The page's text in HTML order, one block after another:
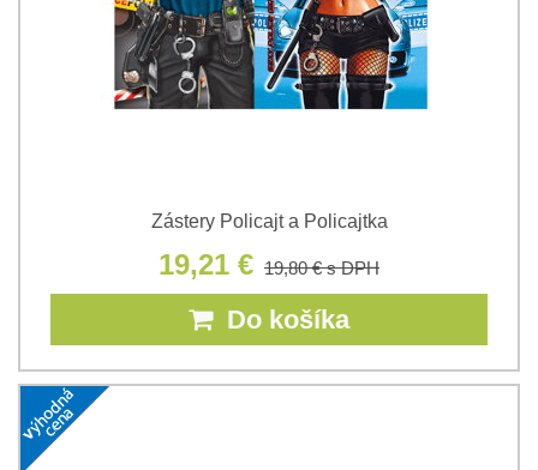
Zástery Policajt a Policajtka
19,21 € 19,80 €s DPH
Do košíka